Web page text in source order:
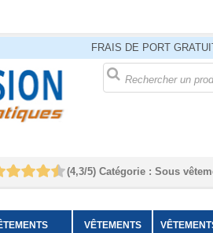
FRAIS DE PORT
(4,3/5) Catégorie : Sous
VÊTEMENTS